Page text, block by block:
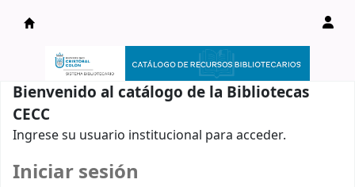
Catálogo en línea
Bienvenido al catálogo de la Bibliotecas
CECC
Ingrese su usuario institucional para acceder.
Iniciar sesión